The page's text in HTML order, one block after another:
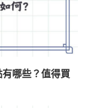
哪些？值得買